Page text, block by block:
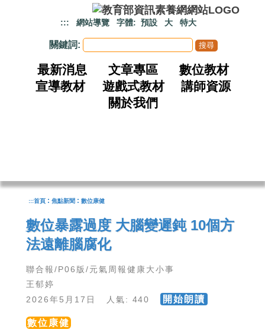
::: 網站導覽 字體: 預設 大 特大
關鍵詞:
最新消息 文章專區
數位教材
宣導教材
遊戲式教材
講師資源
關於我們
:::首頁 : 焦點新聞 : 數位康健
數位暴露過度 大腦變遲鈍 10個方
法遠離腦腐化
聯合報/P06版/元氣周報健康大小事
王郁婷
2026年5月17日 人氣: 440
開始朗讀
數位康健